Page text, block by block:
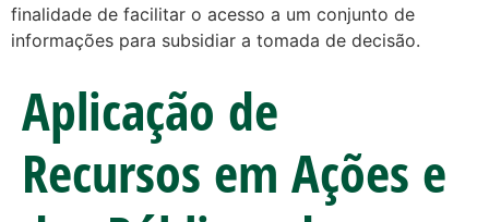
finalidade de facilitar o acesso a um conjunto de
informações para subsidiar a tomada de decisão.
Aplicação de
Recursos em Ações e